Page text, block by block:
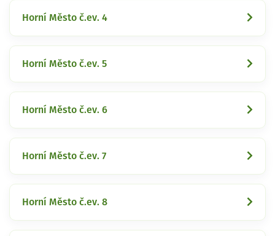
Horní Město č.ev. 4
Horní Město č.ev. 5
Horní Město č.ev. 6
Horní Město č.ev. 7
Horní Město č.ev. 8